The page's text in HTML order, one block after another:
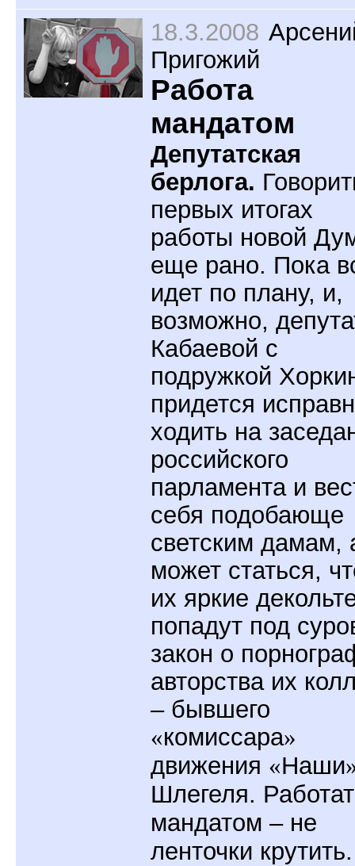
18.3.2008
Пригожий
Работа
мандатом
Депутатская
берлога.
первых итогах
работы новой
еще рано. Пока
идет по плану, и,
возможно,
Кабаевой с
подружкой
придется
ходить на
российского
парламента и
себя подобающе
светским дамам,
может статься,
их яркие
попадут под
закон о
авторства их
– бывшего
«комиссара»
движения «Наши
Шлегеля.
мандатом – не
ленточки крутить.